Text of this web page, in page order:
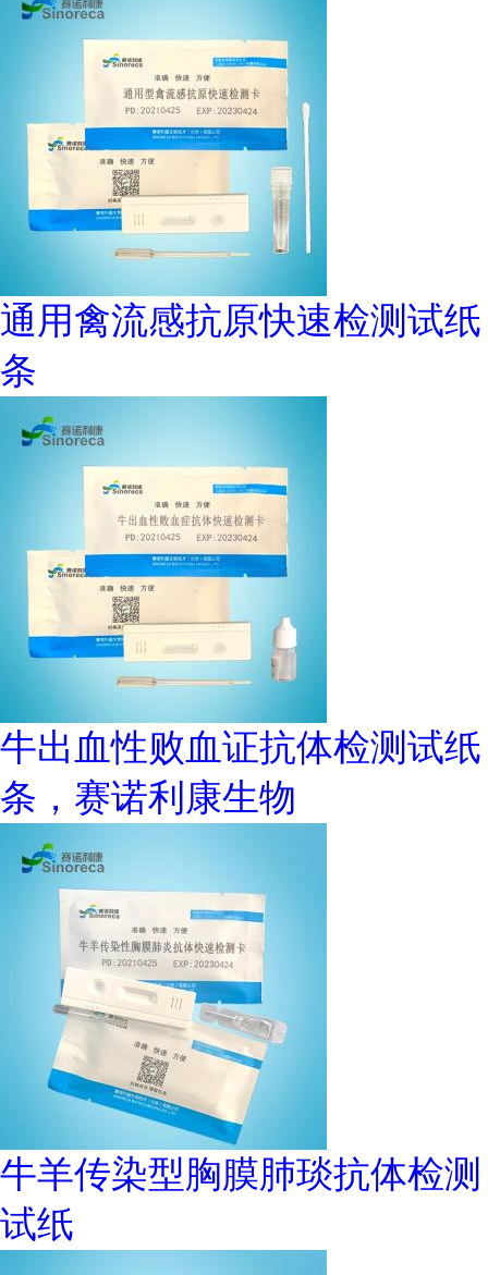
通用禽流感抗原快速检测试纸
条
牛出血性败血证抗体检测试纸
条，赛诺利康生物
牛羊传染型胸膜肺琰抗体检测
试纸